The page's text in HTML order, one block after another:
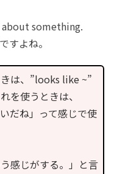
about something.
よね。
きは、”looks like ~”
を使うときは、
だね」って感じで使
感じがする。」と言